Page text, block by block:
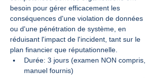
besoin pour gérer efficacement les
conséquences d'une violation de données
ou d'une pénétration de système, en
réduisant l'impact de l'incident, tant sur le
plan financier que réputationnelle.
Durée: 3 jours (examen NON compris,
manuel fournis)